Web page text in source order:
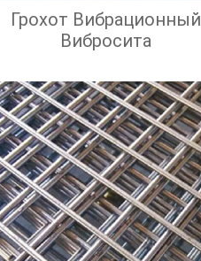
Грохот Вибрационный
Вибросита